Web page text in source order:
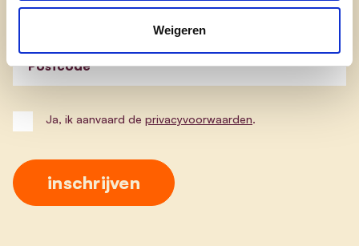
Weigeren
Postcode
Ja, ik aanvaard de privacyvoorwaarden.